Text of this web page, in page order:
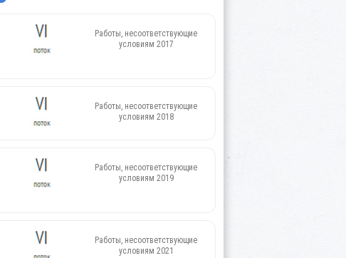
Работы, несоответствующие
условиям 2017
Работы, несоответствующие
условиям 2018
Работы, несоответствующие
условиям 2019
Работы, несоответствующие
условиям 2021